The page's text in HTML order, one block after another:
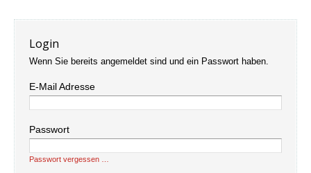
Login
Wenn Sie bereits angemeldet sind und ein Passwort haben.
E-Mail Adresse
Passwort
Passwort vergessen …